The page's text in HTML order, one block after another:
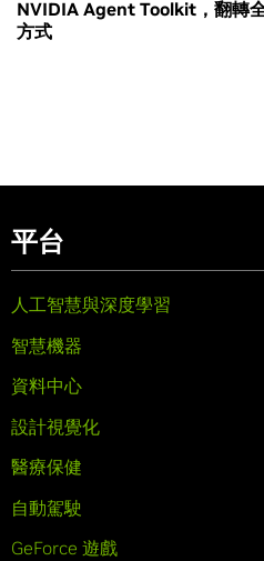
NVIDIA Agent Toolkit，翻轉
方式
平台
人工智慧與深度學習
智慧機器
資料中心
設計視覺化
醫療保健
自動駕駛
GeForce 遊戲